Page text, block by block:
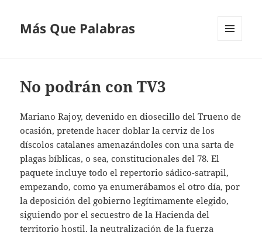
Más Que Palabras
No podrán con TV3
Mariano Rajoy, devenido en diosecillo del Trueno de
ocasión, pretende hacer doblar la cerviz de los
díscolos catalanes amenazándoles con una sarta de
plagas bíblicas, o sea, constitucionales del 78. El
paquete incluye todo el repertorio sádico-satrapil,
empezando, como ya enumerábamos el otro día, por
la deposición del gobierno legítimamente elegido,
siguiendo por el secuestro de la Hacienda del
territorio hostil, la neutralización de la fuerza